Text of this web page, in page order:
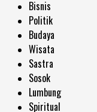
Bisnis
Politik
Budaya
Wisata
Sastra
Sosok
Lumbung
Spiritual